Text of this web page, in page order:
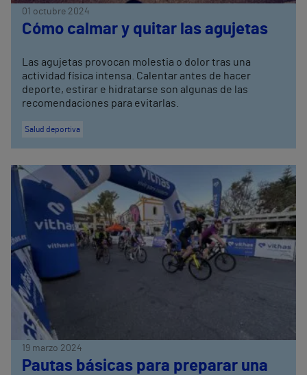
01 octubre 2024
Cómo calmar y quitar las agujetas
Las agujetas provocan molestia o dolor tras una
actividad física intensa. Calentar antes de hacer
deporte, estirar e hidratarse son algunas de las
recomendaciones para evitarlas.
Salud deportiva
19 marzo 2024
Pautas básicas para preparar una